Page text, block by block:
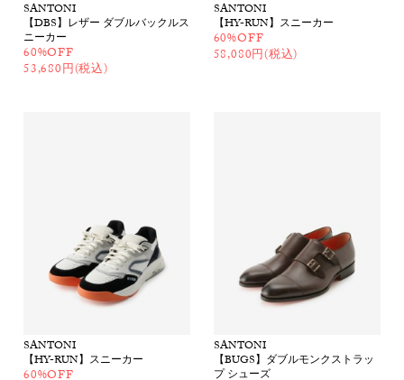
SANTONI
【DBS】レザー ダブルバックルス
ニーカー
60%OFF
53,680円(税込)
SANTONI
【HY-RUN】スニーカー
60%OFF
58,080円(税込)
SANTONI
【HY-RUN】スニーカー
SANTONI
【BUGS】ダブルモンクストラッ
プ シューズ